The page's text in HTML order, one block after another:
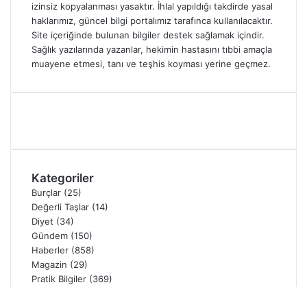
izinsiz kopyalanması yasaktır. İhlal yapıldığı takdirde yasal
haklarımız, güncel bilgi portalımız tarafınca kullanılacaktır.
Site içeriğinde bulunan bilgiler destek sağlamak içindir.
Sağlık yazılarında yazanlar, hekimin hastasını tıbbi amaçla
muayene etmesi, tanı ve teşhis koyması yerine geçmez.
Kategoriler
Burçlar (25)
Değerli Taşlar (14)
Diyet (34)
Gündem (150)
Haberler (858)
Magazin (29)
Pratik Bilgiler (369)